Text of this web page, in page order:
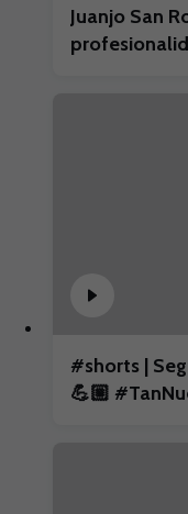
Juanjo San
#shorts |
💪🏼